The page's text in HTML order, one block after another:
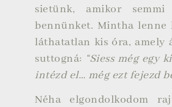
sietünk, amikor
bennünket. Mintha lenne
láthatatlan kis óra, amely
suttogná: “Siess még egy
intézd el… még ezt fejezd
Néha elgondolkodom